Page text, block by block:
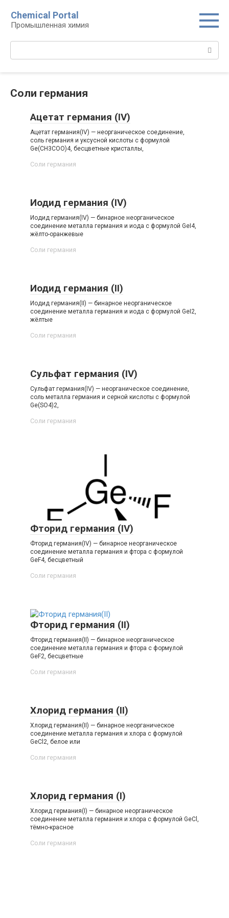
контенту
Chemical Portal
Промышленная химия
Соли германия‎
Ацетат германия (IV)
Ацетат германия(IV) — неорганическое соединение,
соль германия и уксусной кислоты с формулой
Ge(CH3COO)4, бесцветные кристаллы,
Соли германия‎
Иодид германия (IV)
Иодид германия(IV) — бинарное неорганическое
соединение металла германия и иода с формулой GeI4,
жёлто-оранжевые
Соли германия‎
Иодид германия (II)
Иодид германия(II) — бинарное неорганическое
соединение металла германия и иода с формулой GeI2,
жёлтые
Соли германия‎
Сульфат германия (IV)
Сульфат германия(IV) — неорганическое соединение,
соль металла германия и серной кислоты с формулой
Ge(SO4)2,
Соли германия‎
Фторид германия (IV)
Фторид германия(IV) — бинарное неорганическое
соединение металла германия и фтора с формулой
GeF4, бесцветный
Соли германия‎
Фторид германия (II)
Фторид германия(II) — бинарное неорганическое
соединение металла германия и фтора с формулой
GeF2, бесцветные
Соли германия‎
Хлорид германия (II)
Хлорид германия(II) — бинарное неорганическое
соединение металла германия и хлора с формулой
GeCl2, белое или
Соли германия‎
Хлорид германия (I)
Хлорид германия(I) — бинарное неорганическое
соединение металла германия и хлора с формулой GeCl,
тёмно-красное
Соли германия‎